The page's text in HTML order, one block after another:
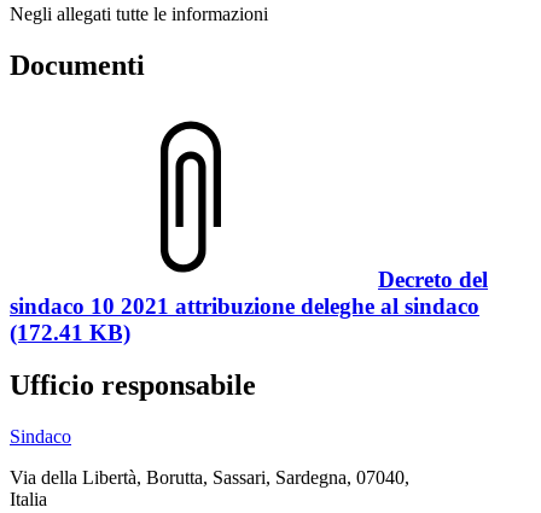
Negli allegati tutte le informazioni
Documenti
Decreto del
sindaco 10 2021 attribuzione deleghe al sindaco
(172.41 KB)
Ufficio responsabile
Sindaco
Via della Libertà, Borutta, Sassari, Sardegna, 07040,
Italia